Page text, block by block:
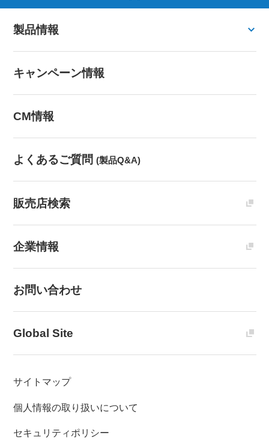
製品情報
キャンペーン情報
CM情報
よくあるご質問 (製品Q&A)
販売店検索
企業情報
お問い合わせ
Global Site
サイトマップ
個人情報の取り扱いについて
セキュリティポリシー